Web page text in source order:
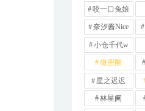
咬一口兔娘
奈汐酱Nice
小仓千代w
微密圈
星之迟迟
林星阑